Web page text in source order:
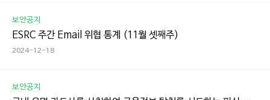
보안공지
ESRC 주간 Email 위협 통계 (11월 셋째주)
2024-12-18
보안공지